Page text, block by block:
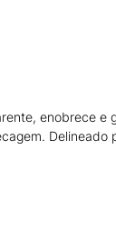
enobrece e
Delineado